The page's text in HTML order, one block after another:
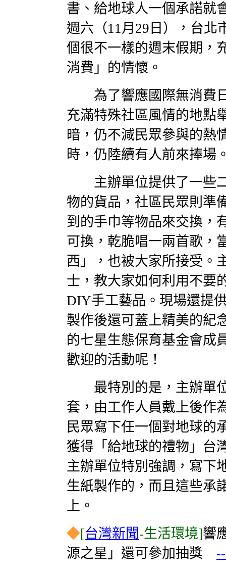
書、給地球人一個承諾就
週六（11月29日），台北
個很不一樣的週末假期，
消費」的情懷。
為了響應國際無消費日
充滿特殊社區風情的地點
暗，仍不減民眾參與的熱
時，仍陸續有人前來捧場
主辦單位提供了一些
物的貨品，社區民眾則準
到的手巾等物品來交換，
可換，乾脆唱一兩首歌，
西」，也被大家所接受。
士，教大家如何利用不要
DIY手工藝品。現場還提
製作後還可蓋上精美的紀
的七星生態保育基金會成
歡迎的活動呢！
最特別的是，主辦單
套，由工作人員戴上後作
民眾寫下任一個對地球的
獲得「給地球的禮物」台
主辦單位特別強調，寫下
生紙製作的，而且這些承
上。
◆[台灣新聞-生活環境]響
源之星」還可參加抽獎